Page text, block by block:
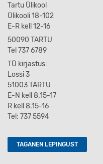
Tartu Ülikool
Ülikooli 18-102
E-R kell 12-16
50090 TARTU
Tel 737 6789
TÜ kirjastus:
Lossi 3
51003 TARTU
E-N kell 8.15-17
R kell 8.15-16
Tel: 737 5594
TAGANEN LEPINGUST